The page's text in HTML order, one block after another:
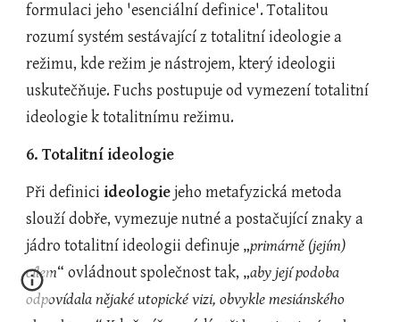
formulaci jeho 'esenciální definice'. Totalitou
rozumí systém sestávající z totalitní ideologie a
režimu, kde režim je nástrojem, který ideologii
uskutečňuje. Fuchs postupuje od vymezení totalitní
ideologie k totalitnímu režimu.
6. Totalitní ideologie
Při definici ideologie jeho metafyzická metoda
slouží dobře, vymezuje nutné a postačující znaky a
jádro totalitní ideologii definuje „primárně (jejím)
cílem“ ovládnout společnost tak, „aby její podoba
odpovídala nějaké utopické vizi, obvykle mesiánského